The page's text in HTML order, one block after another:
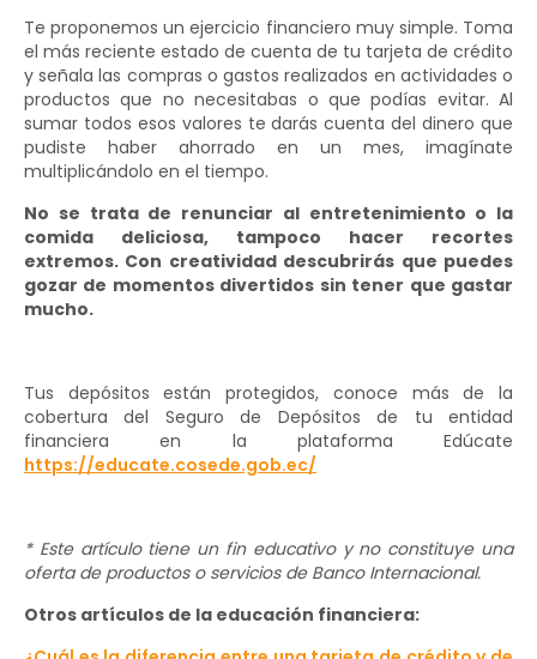
Te proponemos un ejercicio financiero muy simple. Toma
el más reciente estado de cuenta de tu tarjeta de crédito
y señala las compras o gastos realizados en actividades o
productos que no necesitabas o que podías evitar. Al
sumar todos esos valores te darás cuenta del dinero que
pudiste haber ahorrado en un mes, imagínate
multiplicándolo en el tiempo.
No se trata de renunciar al entretenimiento o la
comida deliciosa, tampoco hacer recortes
extremos. Con creatividad descubrirás que puedes
gozar de momentos divertidos sin tener que gastar
mucho.
Tus depósitos están protegidos, conoce más de la
cobertura del Seguro de Depósitos de tu entidad
financiera en la plataforma Edúcate
https://educate.cosede.gob.ec/
* Este artículo tiene un fin educativo y no constituye una
oferta de productos o servicios de Banco Internacional.
Otros artículos de la educación financiera: